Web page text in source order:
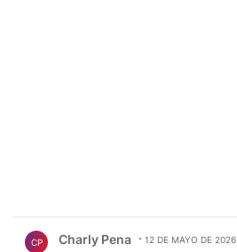
CP Charly Pena 12 DE MAYO DE 2026